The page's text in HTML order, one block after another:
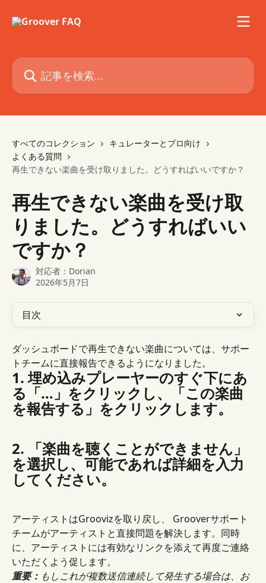
記事を検索...
すべてのコレクション
キュレーターとプロ向け
よくある質問
再生できない楽曲を受け取りました。どうすればいいですか？
再生できない楽曲を受け取
りました。どうすればいい
ですか？
対応者： Dorian
2026年5月7日
目次
ダッシュボードで再生できない楽曲については、サポー
トチームに直接報告できるようになりました。
1. 埋め込みプレーヤーのすぐ下にあ
る「…」をクリックし、「この楽曲
を報告する」をクリックします。
2. 「楽曲を聴くことができません」
を選択し、可能であれば詳細を入力
してください。
アーティストはGroovizを取り戻し、 Grooverサポート
チームがアーティストと直接問題を解決します。同時
に、アーティストには有効なリンクを添えて再度ご連絡
いただくよう促します。
重要： もしこれが複数送信連続して発生する場合は、お